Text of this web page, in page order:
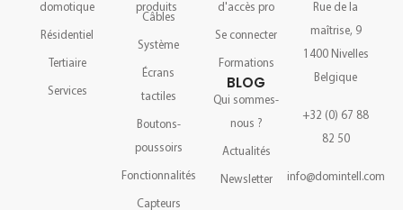
domotique
Résidentiel
Tertiaire
Services
produits
Câbles
Système
Écrans
tactiles
Boutons-
poussoirs
Fonctionnalités
Capteurs
d'accès pro
Se connecter
Formations
BLOG
Qui sommes-
nous ?
Actualités
Newsletter
Rue de la
maîtrise, 9
1400 Nivelles
Belgique
+32 (0) 67 88
82 50
info@domintell.com